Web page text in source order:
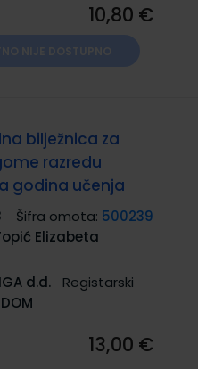
10,80 €
bilježnica za
razredu
godina učenja
Šifra omota: 500239
Elizabeta
d.d.
Registarski
13,00 €